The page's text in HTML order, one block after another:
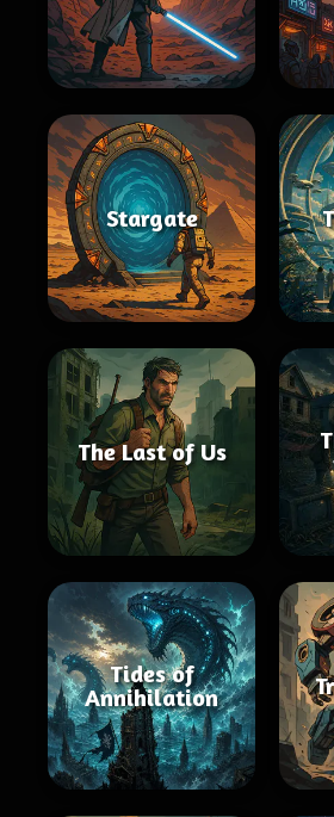
Stargate
The Last of Us
Tides of
Annihilation